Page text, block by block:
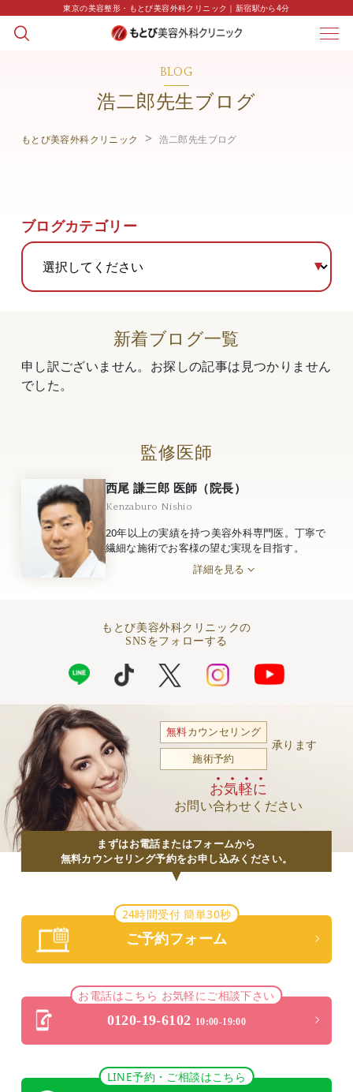
東京の美容整形・もとび美容外科クリニック｜新宿駅から4分
BLOG
浩二郎先生ブログ
もとび美容外科クリニック 浩二郎先生ブログ
ブログカテゴリー
新着ブログ一覧
申し訳ございません。お探しの記事は見つかりません
でした。
監修医師
西尾 謙三郎 医師（院長）
Kenzaburo Nishio
20年以上の実績を持つ美容外科専門医。丁寧で
繊細な施術でお客様の望む実現を目指す。
詳細を見る
もとび美容外科クリニックの
SNSをフォローする
無料カウンセリング
施術予約
承ります
お気軽に
お問い合わせください
まずはお電話またはフォームから
無料カウンセリング予約をお申し込みください。
24時間受付 簡単30秒
ご予約フォーム
お電話はこちら お気軽にご相談下さい
0120-19-6102 10:00-19:00
LINE予約・ご相談はこちら